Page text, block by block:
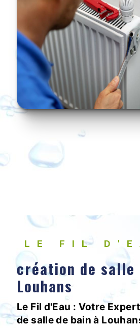
LE FIL
création de salle
Louhans
Le Fil d'Eau : Votre
de salle de bain à